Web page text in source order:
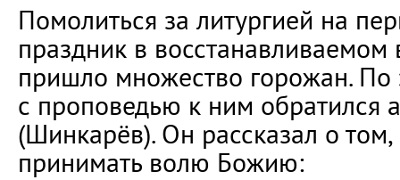
Помолиться за литургией на
праздник в
пришло множество горожан. По
с проповедью к ним обратился
(Шинкарёв). Он рассказал о том,
принимать волю Божию: